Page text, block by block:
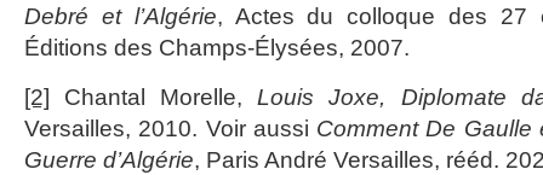
Debré et l’Algérie, Actes du colloque des 27
Éditions des Champs-Élysées, 2007.
[2] Chantal Morelle,Louis Joxe, Diplomate
Versailles, 2010. Voir aussi Comment De
Guerre d’Algérie, Paris André Versailles, rééd.